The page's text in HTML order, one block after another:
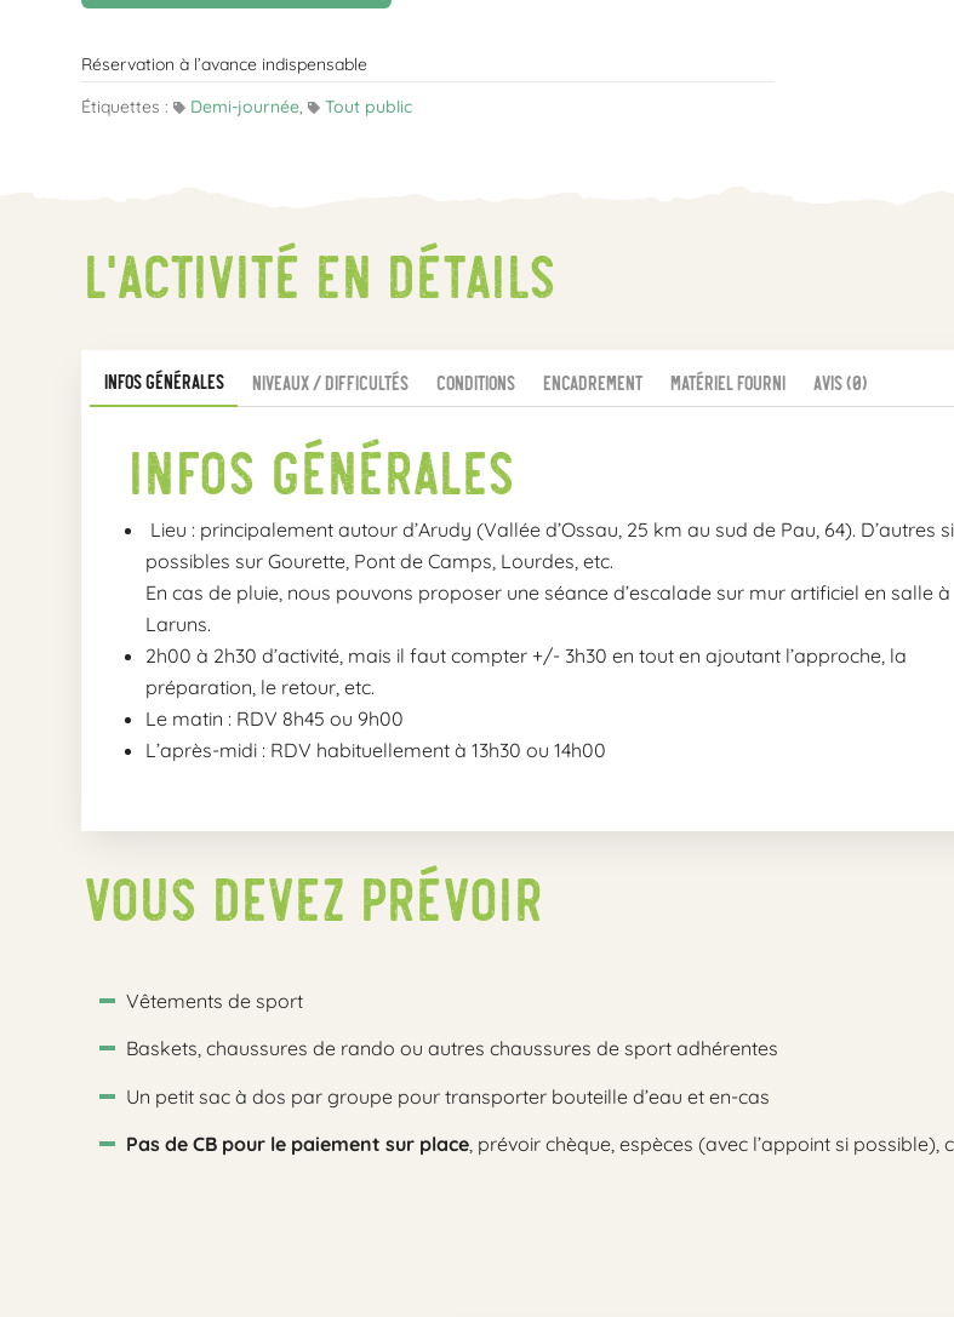
Réservation à l’avance indispensable
Étiquettes :
Demi-journée, Tout public
L’activité En détails
Infos Générales Niveaux / Difficultés Conditions Encadrement Matériel fourni Avis (0)
Infos Générales
Lieu : principalement autour d’Arudy (Vallée d’Ossau, 25 km au sud de Pau, 64). D’autres
possibles sur Gourette, Pont de Camps, Lourdes, etc.
En cas de pluie, nous pouvons proposer une séance d’escalade sur mur artificiel en salle à
Laruns.
2h00 à 2h30 d’activité, mais il faut compter +/- 3h30 en tout en ajoutant l’approche, la
préparation, le retour, etc.
Le matin : RDV 8h45 ou 9h00
L’après-midi : RDV habituellement à 13h30 ou 14h00
Vous devez prévoir
Vêtements de sport
Baskets, chaussures de rando ou autres chaussures de sport adhérentes
Un petit sac à dos par groupe pour transporter bouteille d’eau et en-cas
Pas de CB pour le paiement sur place, prévoir chèque, espèces (avec l’appoint si possible),